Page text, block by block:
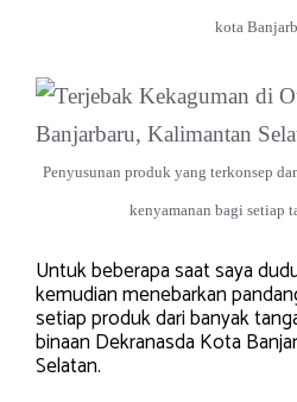
kota
Penyusunan produk yang terkonsep
kenyamanan bagi setiap
Untuk beberapa saat saya
kemudian menebarkan
setiap produk dari banyak
binaan Dekranasda Kota
Selatan.